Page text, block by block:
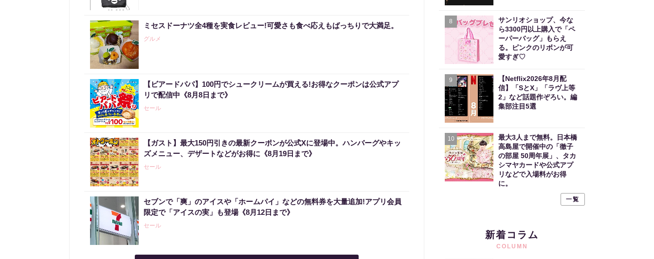
ミセスドーナツ全4種を実食レビュー!可愛さも食べ応えもばっちりで大満足。
グルメ
【ビアードパパ】100円でシュークリームが買える!お得なクーポンは公式アプ
リで配信中《8月8日まで》
セール
【ガスト】最大150円引きの最新クーポンが公式Xに登場中。ハンバーグやキッ
ズメニュー、デザートなどがお得に《8月19日まで》
セール
セブンで「爽」のアイスや「ホームパイ」などの無料券を大量追加!アプリ会員
限定で「アイスの実」も登場《8月12日まで》
セール
8
サンリオショップ、今な
ら3300円以上購入で「ペ
ーパーバッグ」もらえ
る。ピンクのリボンが可
愛すぎ♡
9
【Netflix2026年8月配
信】「SとX」「ラヴ上等
2」など話題作ぞろい。編
集部注目5選
10
最大3人まで無料。日本橋
高島屋で開催中の「徹子
の部屋 50周年展」、タカ
シマヤカードや公式アプ
リなどで入場料がお得
に。
一覧
新着コラム
COLUMN